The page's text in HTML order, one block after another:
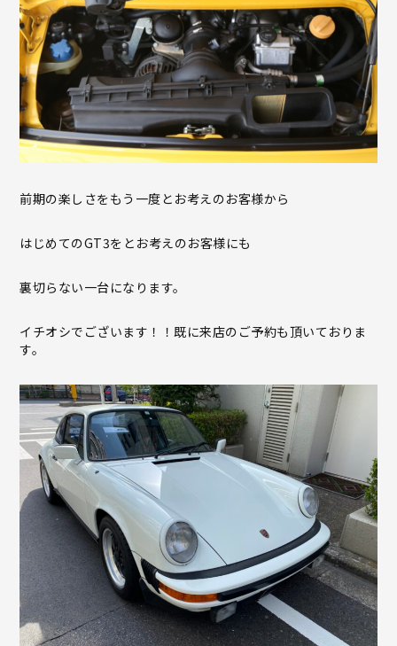
前期の楽しさをもう一度とお考えのお客様から
はじめてのGT3をとお考えのお客様にも
裏切らない一台になります。
イチオシでございます！！既に来店のご予約も頂いておりま
す。